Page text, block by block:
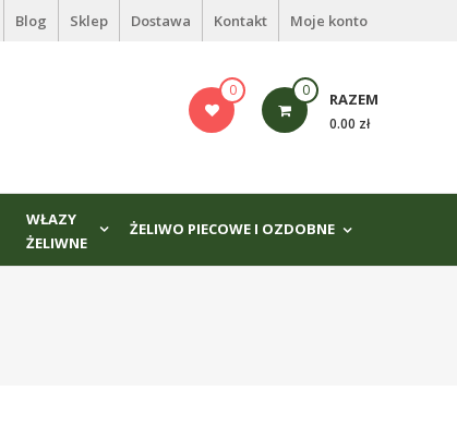
Blog Sklep Dostawa Kontakt Moje konto
0 0 RAZEM
0.00 zł
WŁAZY
ŻELIWNE
ŻELIWO PIECOWE I OZDOBNE